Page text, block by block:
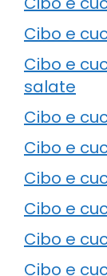
Cibo e
Cibo e
salate
Cibo e
Cibo e
Cibo e
Cibo e
Cibo e
Cibo e